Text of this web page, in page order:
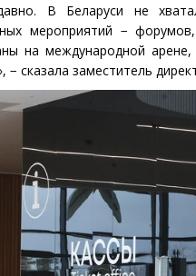
В Беларуси не
мероприятий −
на международной арене,
сказала заместитель